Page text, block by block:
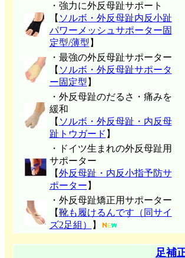
・強力に外反母趾サポート
【 ソルボ・外反母趾内反小趾
パワーメッシュサポーター固
定型/薄型 】
・最強の外反母趾サポーター
【 ソルボ・外反母趾サポータ
ー固定型 】
・外反母趾のだるさ・痛みを
緩和
【 ソルボ・外反母趾・内反母
趾トウガード 】
・ドイツ生まれの外反母趾用
サポーター
【外反母趾・内反小指予防サ
ポーター 】
・外反母趾矯正用サポーター
【靴も履けるんです（同サイ
ズ2足組）
】
足補